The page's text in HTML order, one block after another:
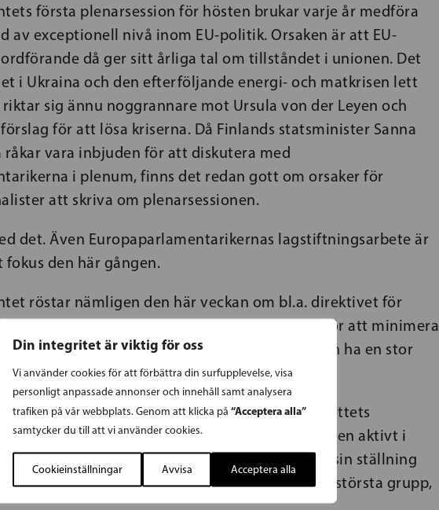
Din integritet är viktig för oss
Vi använder cookies för att förbättra din surfupplevelse, visa
personligt anpassade annonser och innehåll samt analysera
trafiken på vår webbplats. Genom att klicka på “Acceptera alla”
samtycker du till att vi använder cookies.
Cookieinställningar Avvisa Acceptera alla
första plenarsession för hösten brukar varje år medföra
av exceptionell nivå inom EU-politik. Orsaken är att EU-
då ger sitt årliga tal om tillståndet i unionen. Det
i Ukraina och den efterföljande energi- och matkrisen lett
sig ännu noggrannare mot Ursula von der Leyen och
för att lösa kriserna. Då Finlands statsminister Sanna
råkar vara inbjuden för att diskutera med
i plenum, finns det redan gott om orsaker för
att skriva om plenarsessionen.
det. Även Europaparlamentarikernas lagstiftningsarbete är
den här gången.
röstar nämligen den här veckan om bl.a. direktivet för
energieffektivitetsdirektivet, EU:s lagstiftning för att minimera
EU:s skogsstrategi. Alla dessa omröstningar kan ha en stor
/ Renew Europe) har fungerat som miljöutskottets
i direktivet för förnybar energi och deltagit även aktivt i
de övriga nämnda lagstiftningsförslagen, i sin ställning
i miljöutskottet för Europaparlamentets tredje största grupp,